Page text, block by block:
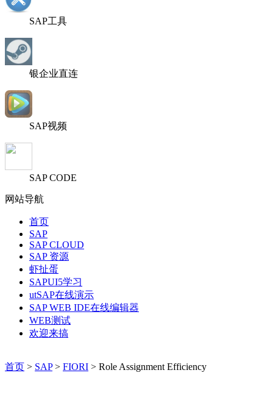
SAP工具
银企业直连
SAP视频
SAP CODE
网站导航
首页
SAP
SAP CLOUD
SAP 资源
虾扯蛋
SAPUI5学习
utSAP在线演示
SAP WEB IDE在线编辑器
WEB测试
欢迎来搞
首页 > SAP> FIORI > Role Assignment Efficiency